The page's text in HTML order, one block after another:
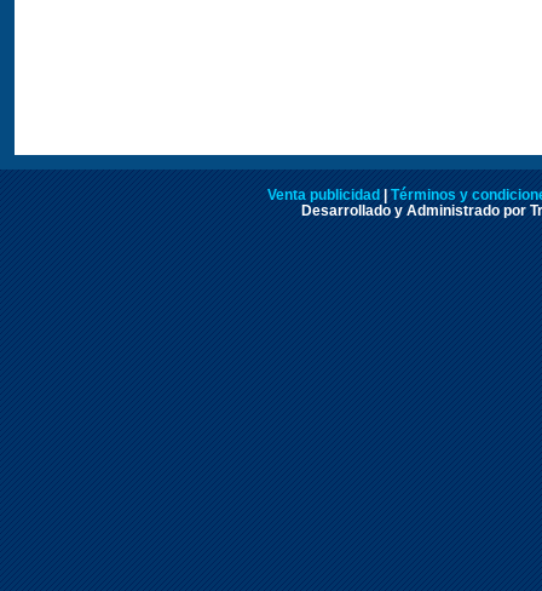
Venta publicidad
Términos y
Desarrollado y Administrado por